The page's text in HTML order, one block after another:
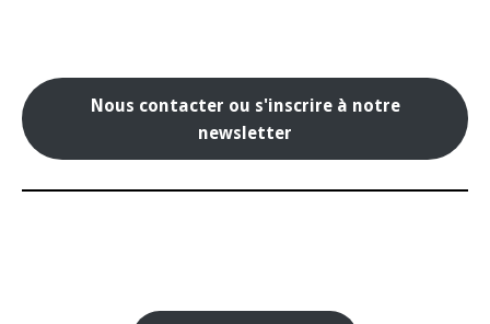
Nous contacter ou s'inscrire à notre
newsletter